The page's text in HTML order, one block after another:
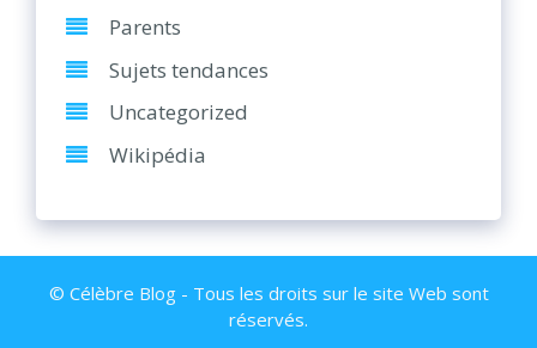
Parents
Sujets tendances
Uncategorized
Wikipédia
© Célèbre Blog - Tous les droits sur le site Web sont
réservés.